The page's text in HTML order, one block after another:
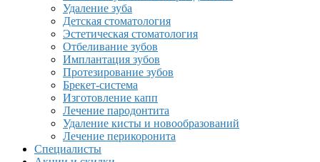
Удаление зуба
Детская стоматология
Эстетическая стоматология
Отбеливание зубов
Имплантация зубов
Протезирование зубов
Брекет-система
Изготовление капп
Лечение пародонтита
Удаление кисты и новообразований
Лечение перикоронита
Специалисты